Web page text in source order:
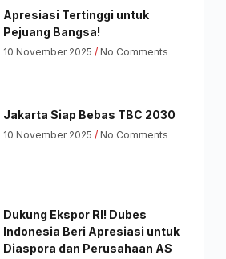
Apresiasi Tertinggi untuk
Pejuang Bangsa!
10 November 2025 No Comments
Jakarta Siap Bebas TBC 2030
10 November 2025 No Comments
Dukung Ekspor RI! Dubes
Indonesia Beri Apresiasi untuk
Diaspora dan Perusahaan AS